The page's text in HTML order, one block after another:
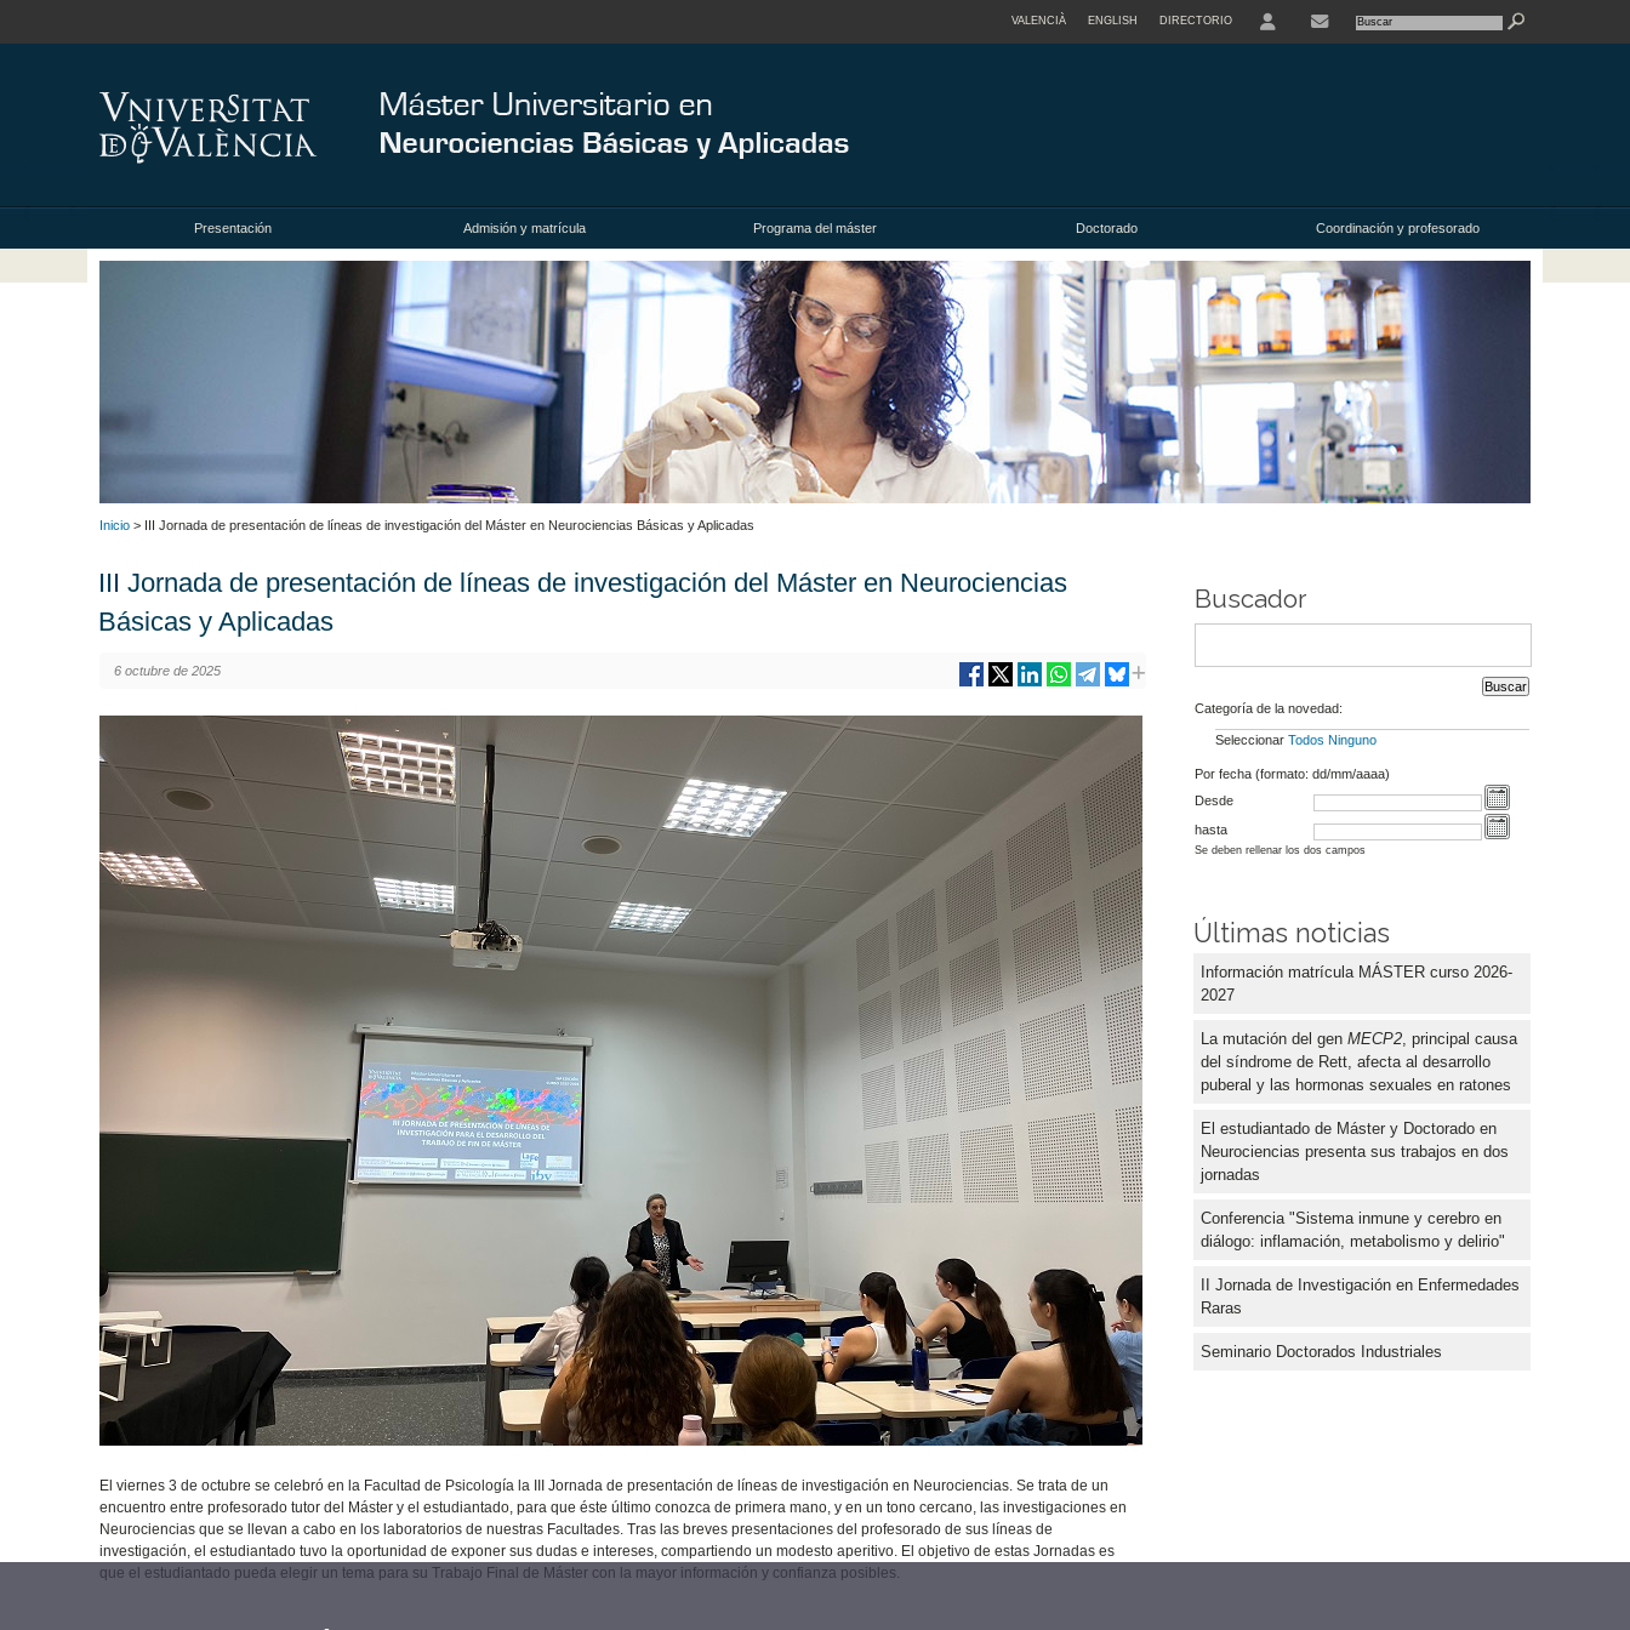
VALENCIÀ ENGLISH DIRECTORIO
Presentación Admisión y matrícula Programa del máster Doctorado Coordinación y profesorado
Inicio > III Jornada de presentación de líneas de investigación del Máster en Neurociencias Básicas y Aplicadas
III Jornada de presentación de líneas de investigación del Máster en Neurociencias
Básicas y Aplicadas
6 octubre de 2025
El viernes 3 de octubre se celebró en la Facultad de Psicología la III Jornada de presentación de líneas de investigación en Neurociencias. Se trata de un
encuentro entre profesorado tutor del Máster y el estudiantado, para que éste último conozca de primera mano, y en un tono cercano, las investigaciones en
Neurociencias que se llevan a cabo en los laboratorios de nuestras Facultades. Tras las breves presentaciones del profesorado de sus líneas de
investigación, el estudiantado tuvo la oportunidad de exponer sus dudas e intereses, compartiendo un modesto aperitivo. El objetivo de estas Jornadas es
que el estudiantado pueda elegir un tema para su Trabajo Final de Máster con la mayor información y confianza posibles.
Buscador
Categoría de la novedad:
Seleccionar Todos Ninguno
Por fecha (formato: dd/mm/aaaa)
Desde
hasta
Se deben rellenar los dos campos
Últimas noticias
Información matrícula MÁSTER curso 2026-
2027
La mutación del gen MECP2 , principal causa
del síndrome de Rett, afecta al desarrollo
puberal y las hormonas sexuales en ratones
El estudiantado de Máster y Doctorado en
Neurociencias presenta sus trabajos en dos
jornadas
Conferencia "Sistema inmune y cerebro en
diálogo: inflamación, metabolismo y delirio"
II Jornada de Investigación en Enfermedades
Raras
Seminario Doctorados Industriales